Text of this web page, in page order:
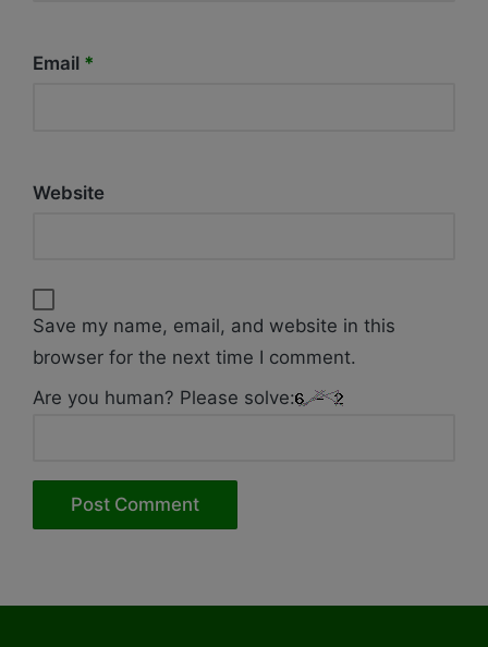
Email *
Website
Save my name, email, and website in this
browser for the next time I comment.
Are you human? Please solve: